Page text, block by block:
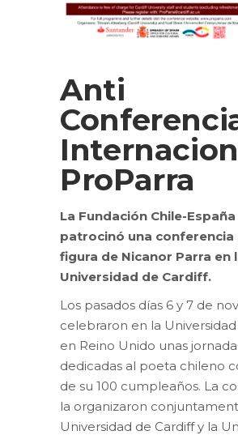
Anti
ProParra
La Fundación Chile-España
patrocinó una conferencia
figura de Nicanor Parra en
Universidad de Cardiff.
Los pasados días 6 y 7 de
celebraron en la
en Reino Unido unas
dedicadas al poeta chileno
de su 100 cumpleaños. La
la organizaron
Universidad de Cardiff y la